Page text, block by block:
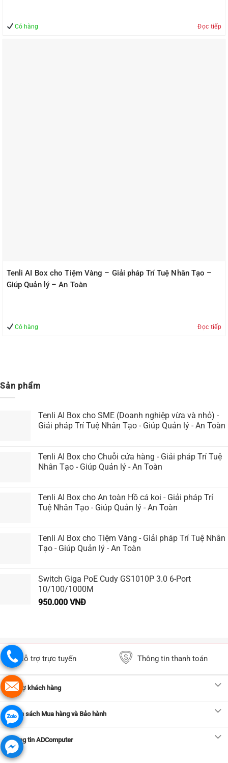
Có hàng Đọc tiếp
Tenli AI Box cho Tiệm Vàng – Giải pháp Trí Tuệ Nhân Tạo –
Giúp Quản lý – An Toàn
Có hàng Đọc tiếp
Sản phẩm
Tenli AI Box cho SME (Doanh nghiệp vừa và nhỏ) -
Giải pháp Trí Tuệ Nhân Tạo - Giúp Quản lý - An Toàn
Tenli AI Box cho Chuỗi cửa hàng - Giải pháp Trí Tuệ
Nhân Tạo - Giúp Quản lý - An Toàn
Tenli AI Box cho An toàn Hồ cá koi - Giải pháp Trí
Tuệ Nhân Tạo - Giúp Quản lý - An Toàn
Tenli AI Box cho Tiệm Vàng - Giải pháp Trí Tuệ Nhân
Tạo - Giúp Quản lý - An Toàn
Switch Giga PoE Cudy GS1010P 3.0 6-Port
10/100/1000M
950.000 VNĐ
Hỗ trợ trực tuyến Thông tin thanh toán
Hỗ trợ khách hàng
Chính sách Mua hàng và Bảo hành
Thông tin ADComputer